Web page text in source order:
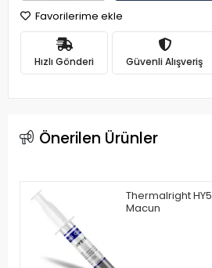
Favorilerime ekle
Hızlı Gönderi Güvenli Alışveriş
Önerilen Ürünler
Thermalright
Macun